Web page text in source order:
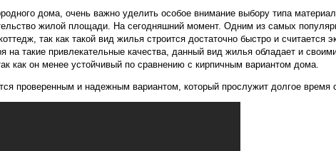
дома, очень важно уделить особое внимание выбору типа
жилой площади. На сегодняшний момент. Одним из самых
так как такой вид жилья строится достаточно быстро и считается
на такие привлекательные качества, данный вид жилья обладает и
как он менее устойчивый по сравнению с кирпичным вариантом дома.
проверенным и надежным вариантом, который прослужит долгое время